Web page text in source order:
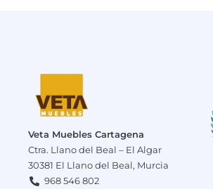
Veta Muebles Cartagena
Ctra. Llano del Beal – El Algar
30381 El Llano del Beal, Murcia
968 546 802